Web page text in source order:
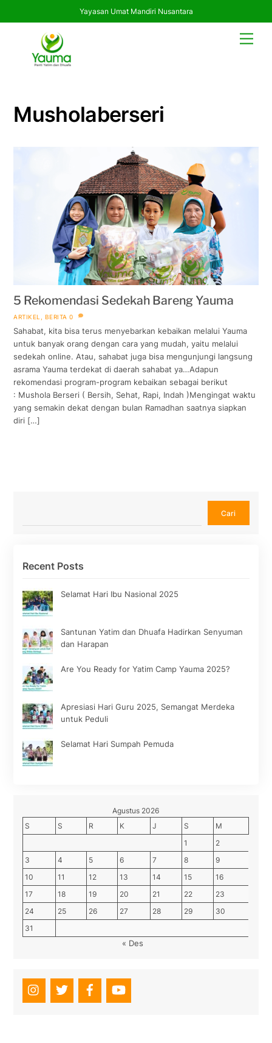
Yayasan Umat Mandiri Nusantara
Musholaberseri
5 Rekomendasi Sedekah Bareng Yauma
ARTIKEL BERITA 0
Sahabat, kita bisa terus menyebarkan kebaikan melalui Yauma
untuk banyak orang dengan cara yang mudah, yaitu melalui
sedekah online. Atau, sahabat juga bisa mengunjungi langsung
asrama Yauma terdekat di daerah sahabat ya…Adapun
rekomendasi program-program kebaikan sebagai berikut
: Mushola Berseri ( Bersih, Sehat, Rapi, Indah )Mengingat waktu
yang semakin dekat dengan bulan Ramadhan saatnya siapkan
diri […]
Cari
Recent Posts
Selamat Hari Ibu Nasional 2025
Santunan Yatim dan Dhuafa Hadirkan Senyuman
dan Harapan
Are You Ready for Yatim Camp Yauma 2025?
Apresiasi Hari Guru 2025, Semangat Merdeka
untuk Peduli
Selamat Hari Sumpah Pemuda
Agustus 2026
S
S R K J S
M
1
2
3
4 5 6 7 8
9
10
11 12 13 14 15
16
17
18 19 20 21 22
23
24
25 26 27 28 29
30
31
« Des